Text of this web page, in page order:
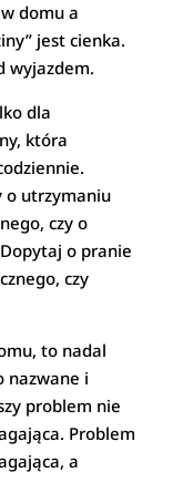
domu a
jest cienka.
wyjazdem.
dla
która
o utrzymaniu
czy o
o pranie
czy
to nadal
nazwane i
problem nie
Problem
a